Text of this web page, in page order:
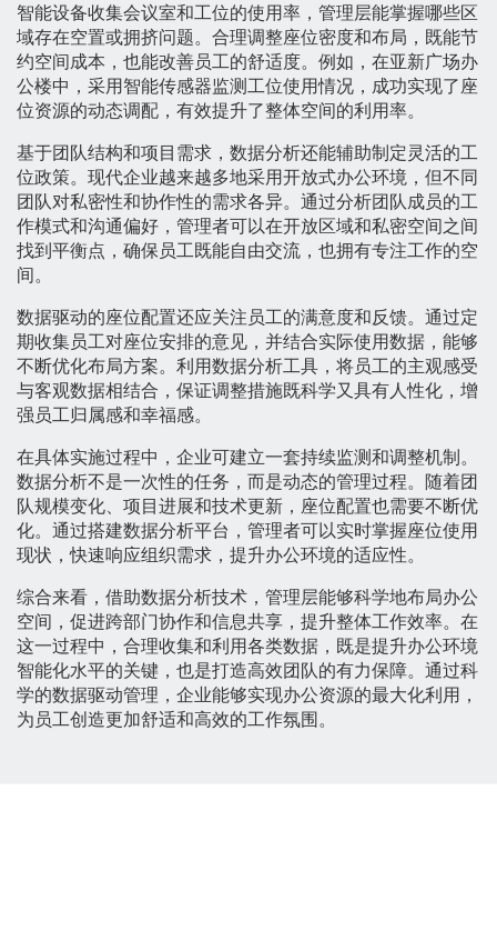
智能设备收集会议室和工位的使用率，管理层能掌握哪些区
域存在空置或拥挤问题。合理调整座位密度和布局，既能节
约空间成本，也能改善员工的舒适度。例如，在亚新广场办
公楼中，采用智能传感器监测工位使用情况，成功实现了座
位资源的动态调配，有效提升了整体空间的利用率。
基于团队结构和项目需求，数据分析还能辅助制定灵活的工
位政策。现代企业越来越多地采用开放式办公环境，但不同
团队对私密性和协作性的需求各异。通过分析团队成员的工
作模式和沟通偏好，管理者可以在开放区域和私密空间之间
找到平衡点，确保员工既能自由交流，也拥有专注工作的空
间。
数据驱动的座位配置还应关注员工的满意度和反馈。通过定
期收集员工对座位安排的意见，并结合实际使用数据，能够
不断优化布局方案。利用数据分析工具，将员工的主观感受
与客观数据相结合，保证调整措施既科学又具有人性化，增
强员工归属感和幸福感。
在具体实施过程中，企业可建立一套持续监测和调整机制。
数据分析不是一次性的任务，而是动态的管理过程。随着团
队规模变化、项目进展和技术更新，座位配置也需要不断优
化。通过搭建数据分析平台，管理者可以实时掌握座位使用
现状，快速响应组织需求，提升办公环境的适应性。
综合来看，借助数据分析技术，管理层能够科学地布局办公
空间，促进跨部门协作和信息共享，提升整体工作效率。在
这一过程中，合理收集和利用各类数据，既是提升办公环境
智能化水平的关键，也是打造高效团队的有力保障。通过科
学的数据驱动管理，企业能够实现办公资源的最大化利用，
为员工创造更加舒适和高效的工作氛围。